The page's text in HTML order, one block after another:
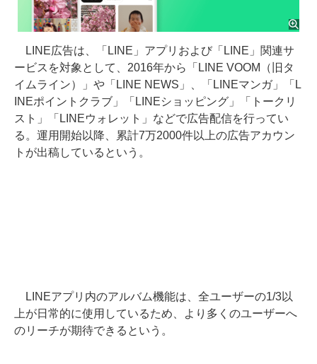
LINE広告は、「LINE」アプリおよび「LINE」関連サ
ービスを対象として、2016年から「LINE VOOM（旧タ
イムライン）」や「LINE NEWS」、「LINEマンガ」「L
INEポイントクラブ」「LINEショッピング」「トークリ
スト」「LINEウォレット」などで広告配信を行ってい
る。運用開始以降、累計7万2000件以上の広告アカウン
トが出稿しているという。
LINEアプリ内のアルバム機能は、全ユーザーの1/3以
上が日常的に使用しているため、より多くのユーザーへ
のリーチが期待できるという。